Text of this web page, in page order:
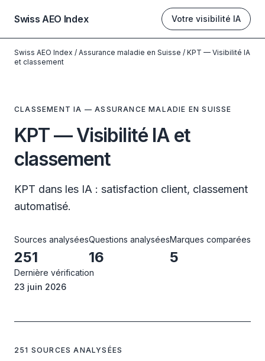
Swiss AEO Index Votre visibilité IA
Swiss AEO Index / Assurance maladie en Suisse / KPT — Visibilité IA
et classement
CLASSEMENT IA — ASSURANCE MALADIE EN SUISSE
KPT — Visibilité IA et
classement
KPT dans les IA : satisfaction client, classement
automatisé.
Sources analysées
251
Questions analysées
16
Marques comparées
5
Dernière vérification
23 juin 2026
251 SOURCES ANALYSÉES